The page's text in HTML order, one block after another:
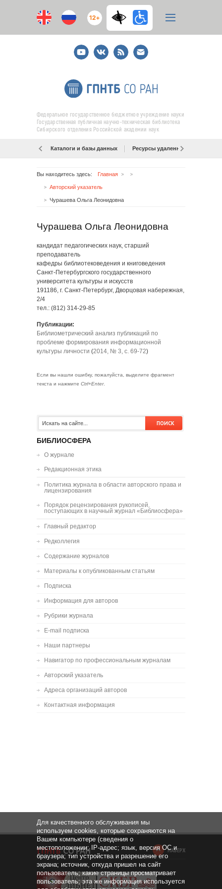
12+
YoutubeВКонтакте
RSS
E-
mail
подписка
Федеральное государственное бюджетное учреждение науки
Государственная публичная научно-техническая библиотека
Сибирского отделения Российской академии наук
Каталоги и базы данных Ресурсы удаленного доступа
Вы находитесь здесь: Главная
Авторский указатель
Чурашева Ольга Леонидовна
Чурашева Ольга Леонидовна
кандидат педагогических наук, старший
преподаватель
кафедры библиотековедения и книговедения
Санкт-Петербургского государственного
университета культуры и искусств
191186, г. Санкт-Петербург, Дворцовая набережная,
2/4
тел.: (812) 314-29-85
Публикации:
Библиометрический анализ публикаций по
проблеме формирования информационной
культуры личности (2014, № 3, с. 69-72)
Если вы нашли ошибку, пожалуйста, выделите фрагмент
текста и нажмите Ctrl+Enter.
БИБЛИОСФЕРА
О журнале
Редакционная этика
Политика журнала в области авторского права и
лицензирования
Порядок рецензирования рукописей,
поступающих в научный журнал «Библиосфера»
Главный редактор
Редколлегия
Содержание журналов
Материалы к опубликованным статьям
Подписка
Информация для авторов
Рубрики журнала
E-mail подписка
Наши партнеры
Навигатор по профессиональным журналам
Авторский указатель
Адреса организаций авторов
Контактная информация
НАВЕРХ
Для качественного обслуживания мы
используем cookies, которые сохраняются на
Вашем компьютере (сведения о
местоположении; IP-адрес; язык, версия ОС и
браузера; тип устройства и разрешение его
экрана; источник, откуда пришел на сайт
пользователь; какие страницы просматривает
пользователь; эта же информация используется